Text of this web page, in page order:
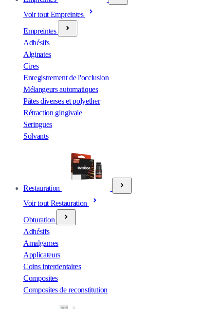
Voir tout Empreintes
Empreintes
Adhésifs
Alginates
Cires
Enregistrement de l'occlusion
Mélangeurs automatiques
Pâtes diverses et polyether
Rétraction gingivale
Seringues
Solvants
Restauration
Voir tout Restauration
Obturation
Adhésifs
Amalgames
Applicateurs
Coins interdentaires
Composites
Composites de reconstitution